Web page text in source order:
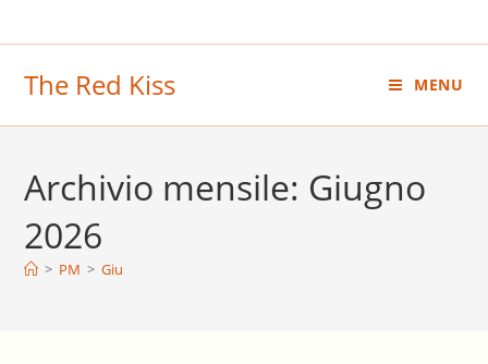
al
The Red Kiss MENU
Archivio mensile: Giugno
2026
> PM > Giu